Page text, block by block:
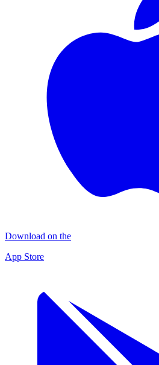
Download on the
App Store